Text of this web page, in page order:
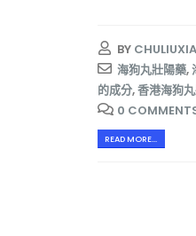
BY
海狗丸壯陽藥,
的成分,香港海狗
0
READ MORE...